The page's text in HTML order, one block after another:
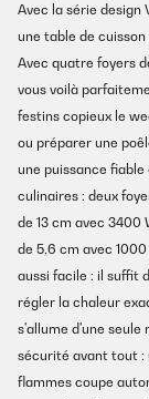
Avec la série design
une table de
Avec quatre foyers
vous voilà
festins copieux le
ou préparer une
une puissance
culinaires : deux
de 13 cm avec 3400
de 5,6 cm avec
aussi facile : il suffit
régler la chaleur
s'allume d'une seule
sécurité avant tout :
flammes coupe